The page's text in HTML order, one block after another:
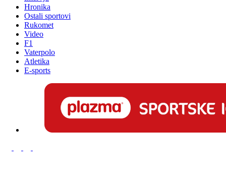
Hronika
Ostali sportovi
Rukomet
Video
F1
Vaterpolo
Atletika
E-sports